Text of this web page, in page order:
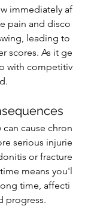
immediately af
pain and disco
leading to
scores. As it ge
with competitiv
cause chron
serious injurie
or fracture
means you'l
time, affecti
progress.